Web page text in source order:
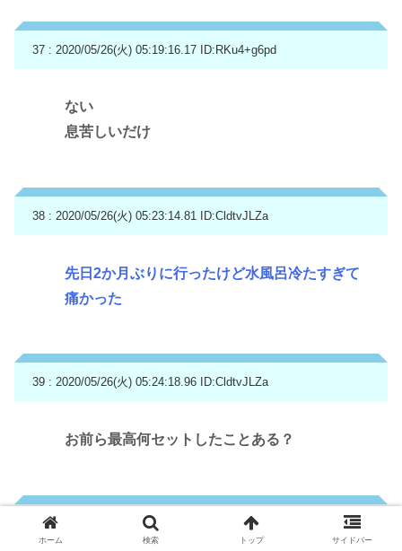
37 : 2020/05/26(火) 05:19:16.17 ID:RKu4+g6pd
ない
息苦しいだけ
38 : 2020/05/26(火) 05:23:14.81 ID:CldtvJLZa
先日2か月ぶりに行ったけど水風呂冷たすぎて
痛かった
39 : 2020/05/26(火) 05:24:18.96 ID:CldtvJLZa
お前ら最高何セットしたことある？
40 : 2020/05/26(火) 05:27:12.48 ID:GOBsn1EV0
ホーム 検索 トップ サイドバー